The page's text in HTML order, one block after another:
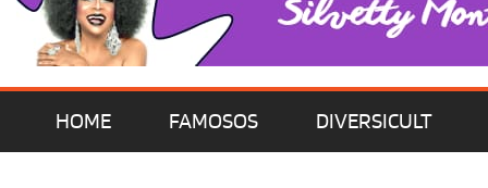
HOME FAMOSOS DIVERSICULT